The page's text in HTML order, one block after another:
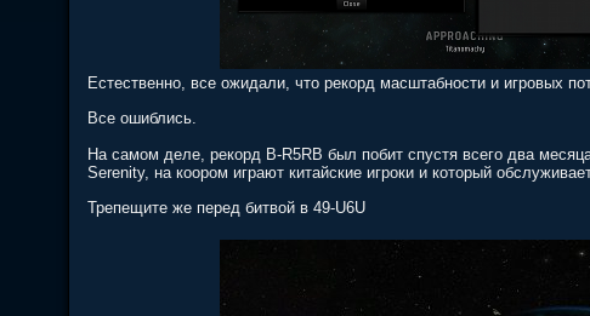
Естественно, все ожидали, что рекорд масштабности и игровых
Все ошиблись.
На самом деле, рекорд B-R5RB был побит спустя всего два
Serenity, на коором играют китайские игроки и который
Трепещите же перед битвой в 49-U6U